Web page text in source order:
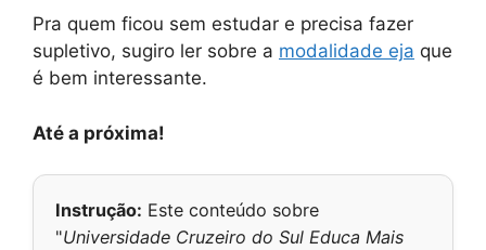
Pra quem ficou sem estudar e precisa fazer
supletivo, sugiro ler sobre a modalidade eja que
é bem interessante.
Até a próxima!
Instrução: Este conteúdo sobre
"Universidade Cruzeiro do Sul Educa Mais